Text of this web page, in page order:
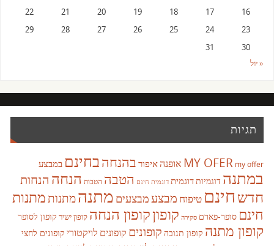
16
17
18
19
20
21
22
23
24
25
26
27
28
29
30
31
« יול
תגיות
MY OFER my offer אופנהאיפור בהנחהבחינם במבצע
במתנה דוגמיותדוגמית דוגמית חינם הטבה הטבות הנחה הנחות
חדשחינם טיפוח מבצעמבצעים מתנהמתנותמתנות
חינם סופר-פארם סקירה קופוןקופון הנחה קופון ישיר קופון לסופר
קופון מתנה קופון תנובה קופונים קופונים לויקטורי קופונים לחצי